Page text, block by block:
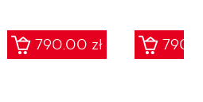
790.00 zł